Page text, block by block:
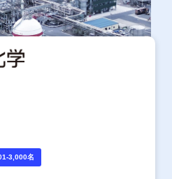
3,000名